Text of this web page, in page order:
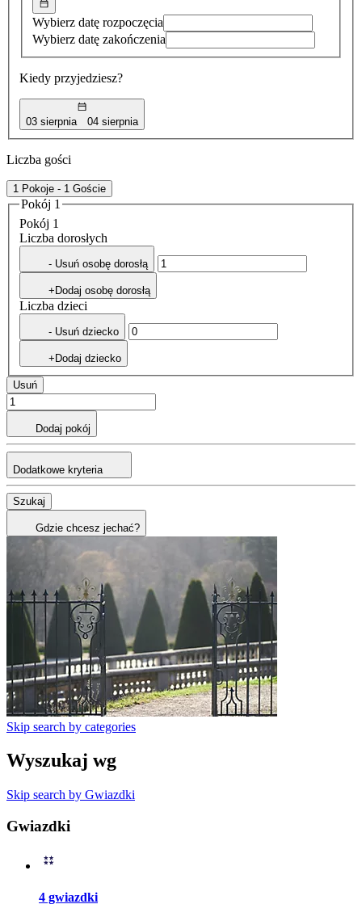
Wybierz datę rozpoczęcia
Wybierz datę zakończenia
Kiedy przyjedziesz?
03 sierpnia 04 sierpnia
Liczba gości
1 Pokoje - 1 Goście
Pokój 1
Pokój 1
Liczba dorosłych
- Usuń osobę dorosłą
+Dodaj osobę dorosłą
Liczba dzieci
- Usuń dziecko
+Dodaj dziecko
Usuń
Dodaj pokój
Dodatkowe kryteria
Szukaj
Gdzie chcesz jechać?
Skip search by categories
Wyszukaj wg
Skip search by Gwiazdki
Gwiazdki
4 gwiazdki